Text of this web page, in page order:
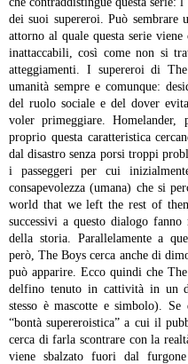
dei suoi supereroi.
Può sembrare
attorno al quale questa serie
inattaccabili, così come non si
atteggiamenti. I supereroi di
umanità sempre e comunque:
del ruolo sociale e del dover
voler primeggiare.
proprio questa caratteristica
dal disastro senza porsi troppi
i passeggeri per cui
consapevolezza (umana) che si
world that we left the rest of
successivi a questo dialogo
della storia.
Parallelamente a
però, The Boys cerca anche di
può apparire. Ecco quindi che
delfino tenuto in cattività in un
stesso è mascotte e simbolo).
“bontà supereroistica” a cui il
cerca di farla scontrare con la
viene sbalzato fuori dal